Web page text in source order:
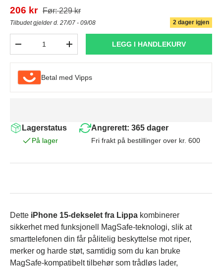
206 kr Før: 229 kr
Tilbudet gjelder d. 27/07 - 09/08 2 dager igjen
+ LEGG I HANDLEKURV
Betal med Vipps
Lagerstatus
På lager
Angrerett: 365 dager
Fri frakt på bestillinger over kr. 600
Dette iPhone 15-dekselet fra Lippa kombinerer
sikkerhet med funksjonell MagSafe-teknologi, slik at
smarttelefonen din får pålitelig beskyttelse mot riper,
merker og harde støt, samtidig som du kan bruke
MagSafe-kompatibelt tilbehør som trådløs lader,